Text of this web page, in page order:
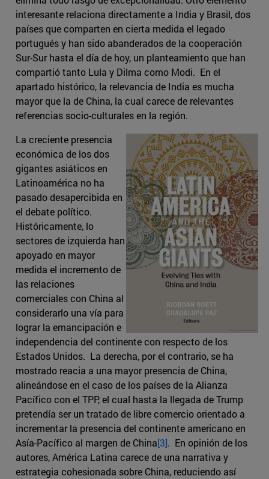
interesante relaciona directamente a India y Brasil, dos
países que comparten en cierta medida el legado
portugués y han sido abanderados de la cooperación
Sur-Sur hasta el día de hoy, un planteamiento que han
compartió tanto Lula y Dilma como Modi. En el
apartado histórico, la relevancia de India es mucha
mayor que la de China, la cual carece de relevantes
referencias socio-culturales en la región.
La creciente presencia
económica de los dos
gigantes asiáticos en
Latinoamérica no ha
pasado desapercibida en
el debate político.
Históricamente, lo
sectores de izquierda han
apoyado en mayor
medida el incremento de
las relaciones
comerciales con China al
considerarlo una vía para
lograr la emancipación e
independencia del continente con respecto de los
Estados Unidos. La derecha, por el contrario, se ha
mostrado reacia a una mayor presencia de China,
alineándose en el caso de los países de la Alianza
Pacífico con el TPP, el cual hasta la llegada de Trump
pretendía ser un tratado de libre comercio orientado a
incrementar la presencia del continente americano en
Asía-Pacífico al margen de China[3]. En opinión de los
autores, América Latina carece de una narrativa y
estrategia cohesionada sobre China, reduciendo así